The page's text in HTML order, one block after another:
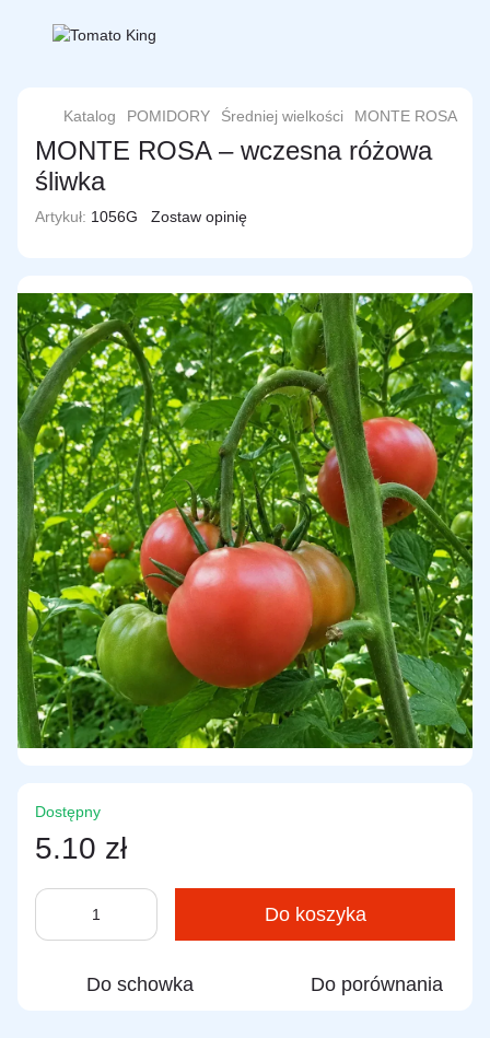
Katalog POMIDORY Średniej wielkości MONTE ROSA
MONTE ROSA – wczesna różowa
śliwka
Artykuł: 1056G Zostaw opinię
Dostępny
5.10 zł
Do koszyka
Do schowka Do porównania